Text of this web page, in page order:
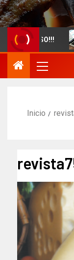
CURSO!!!
Inicio